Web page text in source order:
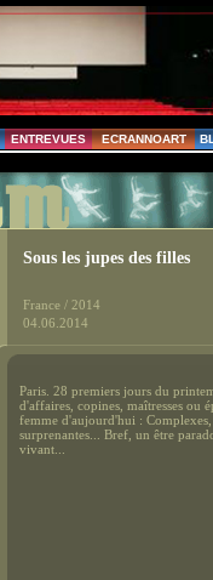
ENTREVUES ECRANNOART
Sous les jupes des filles
France / 2014
04.06.2014
Paris. 28 premiers jours du
d'affaires, copines, maîtresses ou
femme d'aujourd'hui : Complexes,
surprenantes... Bref, un être
vivant...